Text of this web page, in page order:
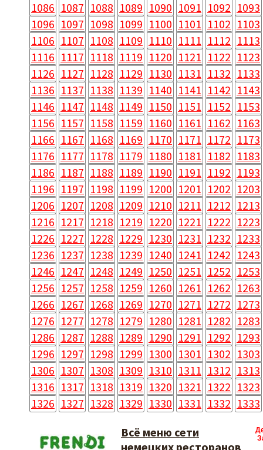
1086 1087 1088 1089 1090 1091 1092 1093
1096 1097 1098 1099 1100 1101 1102 1103
1106 1107 1108 1109 1110 1111 1112 1113
1116 1117 1118 1119 1120 1121 1122 1123
1126 1127 1128 1129 1130 1131 1132 1133
1136 1137 1138 1139 1140 1141 1142 1143
1146 1147 1148 1149 1150 1151 1152 1153
1156 1157 1158 1159 1160 1161 1162 1163
1166 1167 1168 1169 1170 1171 1172 1173
1176 1177 1178 1179 1180 1181 1182 1183
1186 1187 1188 1189 1190 1191 1192 1193
1196 1197 1198 1199 1200 1201 1202 1203
1206 1207 1208 1209 1210 1211 1212 1213
1216 1217 1218 1219 1220 1221 1222 1223
1226 1227 1228 1229 1230 1231 1232 1233
1236 1237 1238 1239 1240 1241 1242 1243
1246 1247 1248 1249 1250 1251 1252 1253
1256 1257 1258 1259 1260 1261 1262 1263
1266 1267 1268 1269 1270 1271 1272 1273
1276 1277 1278 1279 1280 1281 1282 1283
1286 1287 1288 1289 1290 1291 1292 1293
1296 1297 1298 1299 1300 1301 1302 1303
1306 1307 1308 1309 1310 1311 1312 1313
1316 1317 1318 1319 1320 1321 1322 1323
1326 1327 1328 1329 1330 1331 1332 1333
Всё меню сети
немецких ресторанов